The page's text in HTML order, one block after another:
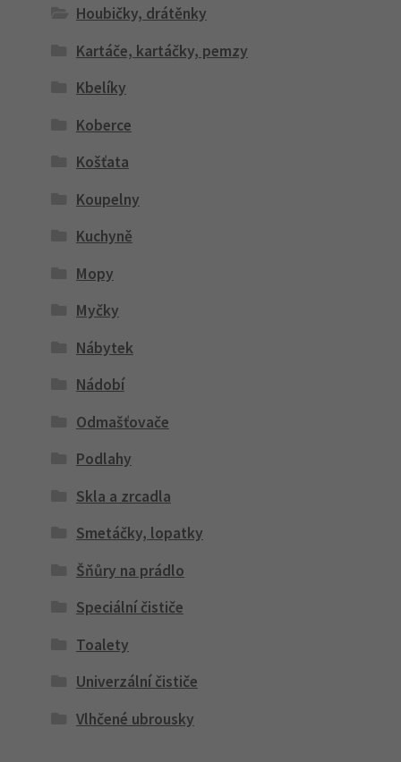
Houbičky, drátěnky
Kartáče, kartáčky, pemzy
Kbelíky
Koberce
Košťata
Koupelny
Kuchyně
Mopy
Myčky
Nábytek
Nádobí
Odmašťovače
Podlahy
Skla a zrcadla
Smetáčky, lopatky
Šňůry na prádlo
Speciální čističe
Toalety
Univerzální čističe
Vlhčené ubrousky